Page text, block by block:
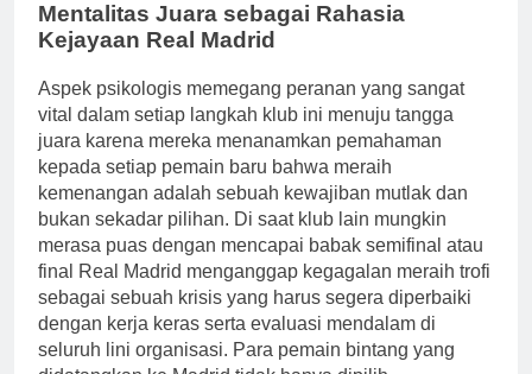
Mentalitas Juara sebagai Rahasia
Kejayaan Real Madrid
Aspek psikologis memegang peranan yang sangat
vital dalam setiap langkah klub ini menuju tangga
juara karena mereka menanamkan pemahaman
kepada setiap pemain baru bahwa meraih
kemenangan adalah sebuah kewajiban mutlak dan
bukan sekadar pilihan. Di saat klub lain mungkin
merasa puas dengan mencapai babak semifinal atau
final Real Madrid menganggap kegagalan meraih trofi
sebagai sebuah krisis yang harus segera diperbaiki
dengan kerja keras serta evaluasi mendalam di
seluruh lini organisasi. Para pemain bintang yang